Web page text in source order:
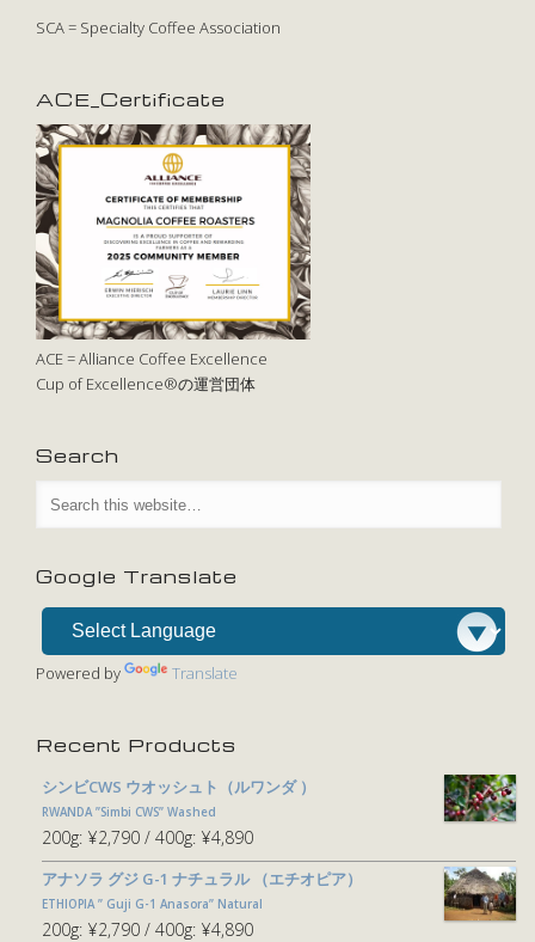
SCA = Specialty Coffee Association
ACE_Certificate
ACE = Alliance Coffee Excellence
Cup of Excellence®の運営団体
Search
Google Translate
Powered by Translate
Recent Products
シンビCWS ウオッシュト（ルワンダ ）
RWANDA ”Simbi CWS” Washed
200g: ¥2,790 400g: ¥4,890
アナソラ グジ G-1 ナチュラル （エチオピア）
ETHIOPIA ” Guji G-1 Anasora” Natural
200g: ¥2,790 400g: ¥4,890